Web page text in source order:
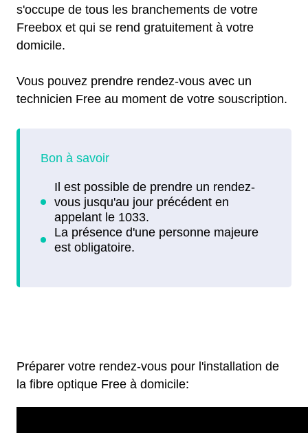
s'occupe de tous les branchements de votre
Freebox et qui se rend gratuitement à votre
domicile.
Vous pouvez prendre rendez-vous avec un
technicien Free au moment de votre souscription.
Préparer votre rendez-vous pour l'installation de
la fibre optique Free à domicile: